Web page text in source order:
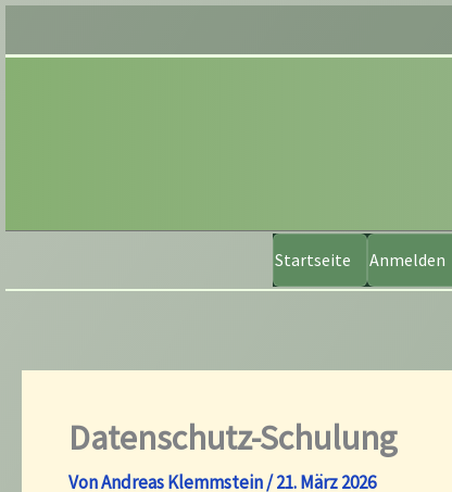
Startseite Anmelden
Datenschutz-Schulung
VonAndreas Klemmstein/21. März 2026